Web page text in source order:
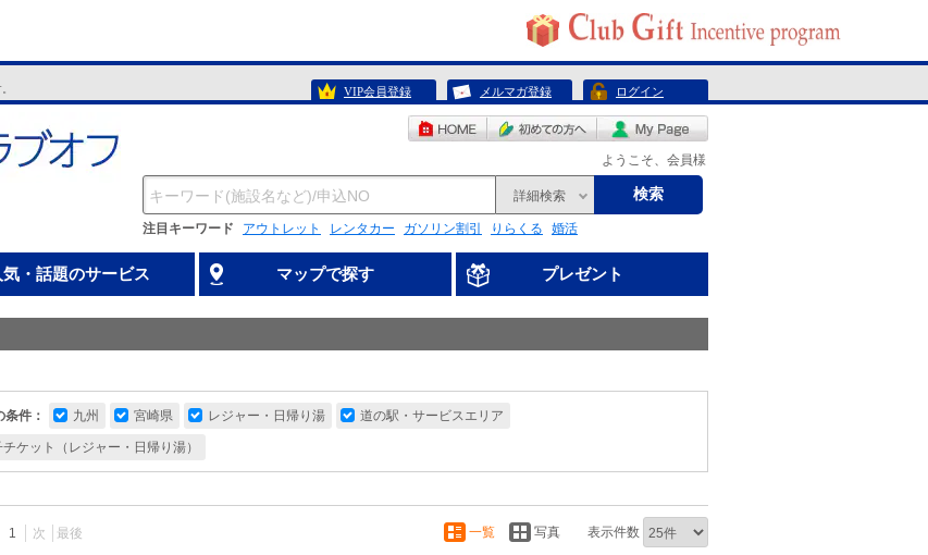
VIP会員登録 メルマガ登録 ログイン
ようこそ、会員様
詳細検索 検索
注目キーワード アウトレット レンタカー ガソリン割引 りらくる 婚活
気・話題のサービス マップで探す プレゼント
条件： 九州 宮崎県 レジャー・日帰り湯 道の駅・サービスエリア
チケット（レジャー・日帰り湯）
1 次 最後 一覧 写真 表示件数